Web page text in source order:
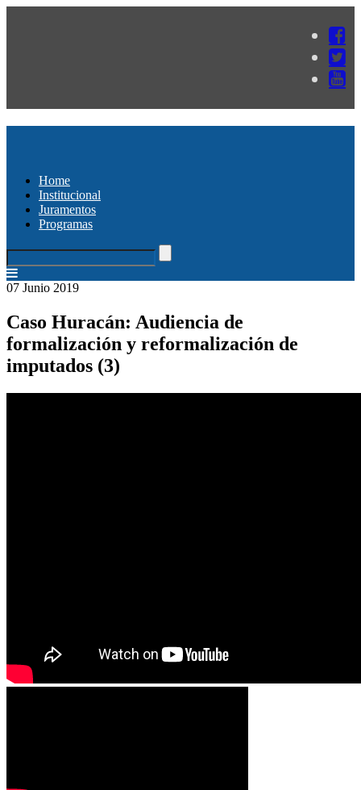
Home
Institucional
Juramentos
Programas
07 Junio 2019
Caso Huracán: Audiencia de
formalización y reformalización de
imputados (3)